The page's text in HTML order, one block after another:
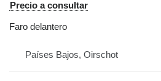
Precio a consultar
Faro delantero
Países Bajos, Oirschot